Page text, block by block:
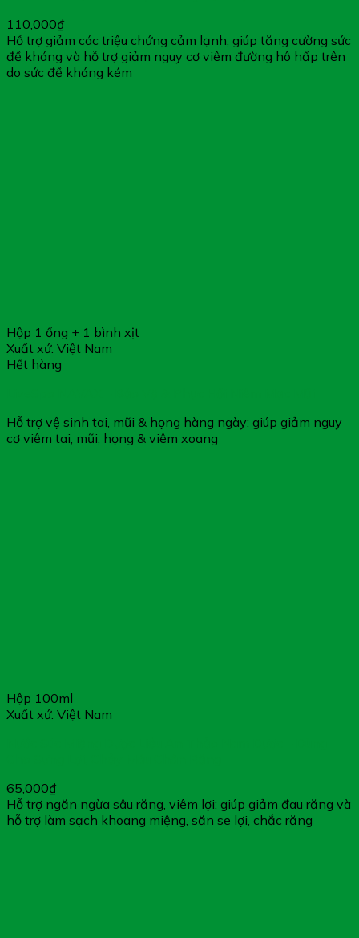
110,000₫
Hỗ trợ giảm các triệu chứng cảm lạnh; giúp tăng cường sức
đề kháng và hỗ trợ giảm nguy cơ viêm đường hô hấp trên
do sức đề kháng kém
Hộp 1 ống + 1 bình xịt
Xuất xứ: Việt Nam
Hết hàng
Hỗ trợ vệ sinh tai, mũi & họng hàng ngày; giúp giảm nguy
cơ viêm tai, mũi, họng & viêm xoang
Hộp 100ml
Xuất xứ: Việt Nam
65,000₫
Hỗ trợ ngăn ngừa sâu răng, viêm lợi; giúp giảm đau răng và
hỗ trợ làm sạch khoang miệng, săn se lợi, chắc răng